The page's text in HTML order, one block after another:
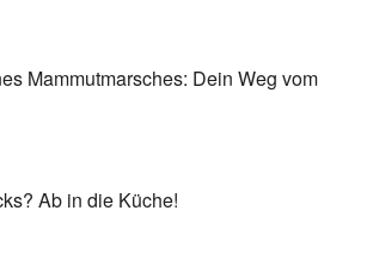
Mammutmarsches: Dein Weg vom
Ab in die Küche!